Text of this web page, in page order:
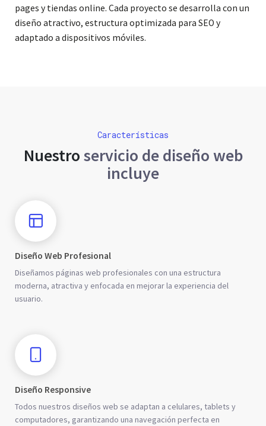
pages y tiendas online. Cada proyecto se desarrolla con un
diseño atractivo, estructura optimizada para SEO y
adaptado a dispositivos móviles.
Características
Nuestroservicio de diseño web
incluye
Diseño Web Profesional
Diseñamos páginas web profesionales con una estructura
moderna, atractiva y enfocada en mejorar la experiencia del
usuario.
Diseño Responsive
Todos nuestros diseños web se adaptan a celulares, tablets y
computadores, garantizando una navegación perfecta en